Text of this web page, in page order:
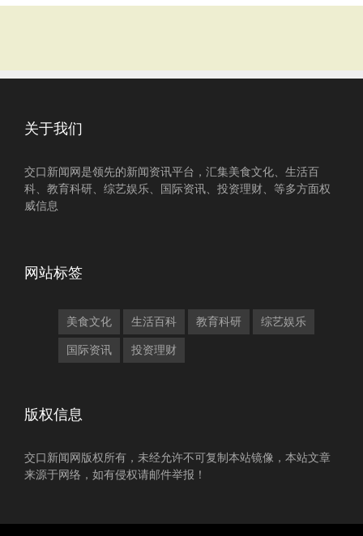
关于我们
交口新闻网是领先的新闻资讯平台，汇集美食文化、生活百
科、教育科研、综艺娱乐、国际资讯、投资理财、等多方面权
威信息
网站标签
美食文化 生活百科 教育科研 综艺娱乐
国际资讯 投资理财
版权信息
交口新闻网版权所有，未经允许不可复制本站镜像，本站文章
来源于网络，如有侵权请邮件举报！